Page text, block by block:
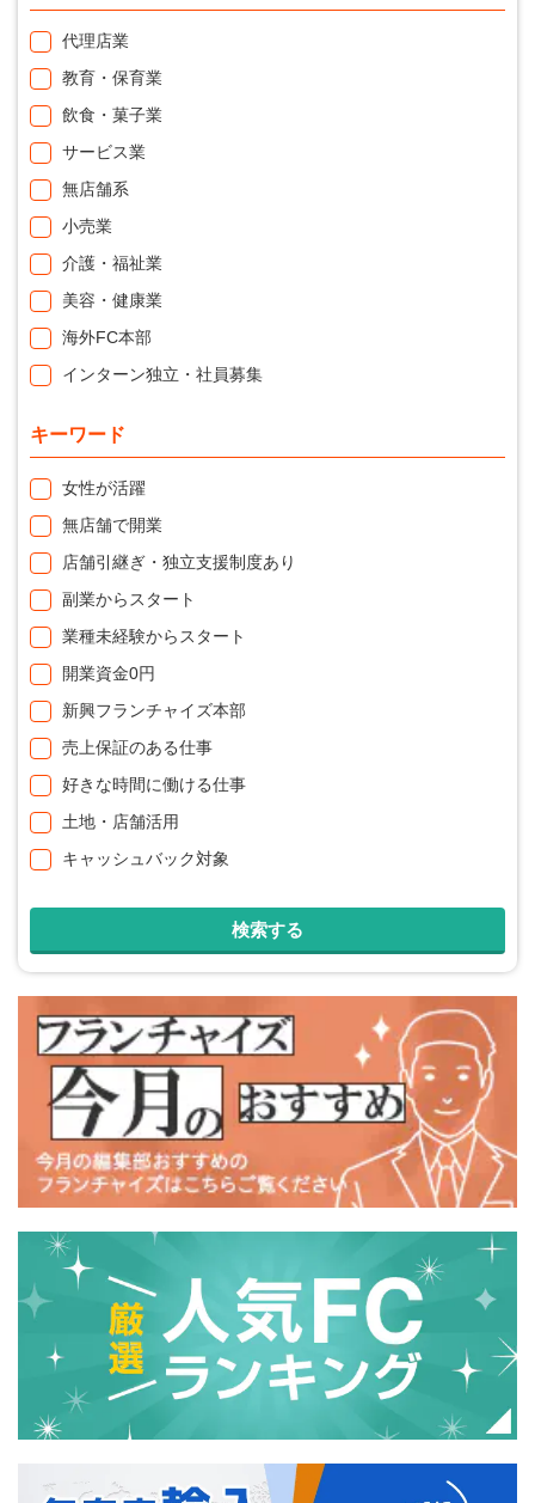
代理店業
教育・保育業
飲食・菓子業
サービス業
無店舗系
小売業
介護・福祉業
美容・健康業
海外FC本部
インターン独立・社員募集
キーワード
女性が活躍
無店舗で開業
店舗引継ぎ・独立支援制度あり
副業からスタート
業種未経験からスタート
開業資金0円
新興フランチャイズ本部
売上保証のある仕事
好きな時間に働ける仕事
土地・店舗活用
キャッシュバック対象